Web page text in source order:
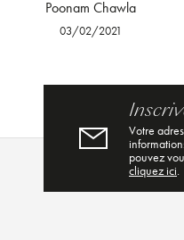
Poonam Chawla
03/02/2021
Votre
pouvez
cliquez ici.